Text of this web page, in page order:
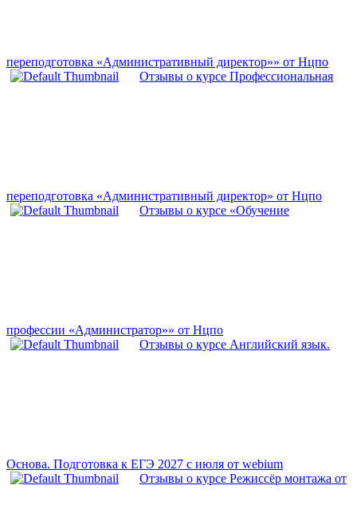
переподготовка «Административный директор»» от Нцпо
Отзывы о курсе Профессиональная
переподготовка «Административный директор» от Нцпо
Отзывы о курсе «Обучение
профессии «Администратор»» от Нцпо
Отзывы о курсе Английский язык.
Основа. Подготовка к ЕГЭ 2027 с июля от webium
Отзывы о курсе Режиссёр монтажа от